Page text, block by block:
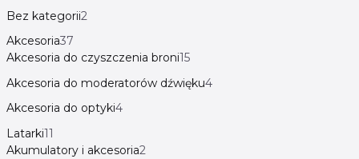
Bez kategorii2
Akcesoria37
Akcesoria do czyszczenia broni15
Akcesoria do moderatorów dźwięku4
Akcesoria do optyki4
Latarki11
Akumulatory i akcesoria2